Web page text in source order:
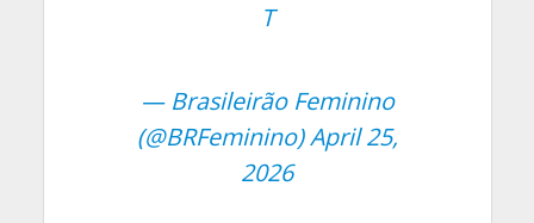
T
— Brasileirão Feminino
(@BRFeminino)April 25,
2026